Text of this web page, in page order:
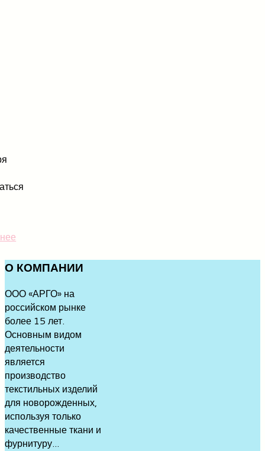
О КОМПАНИИ
ООО «АРГО» на
российском рынке
более 15 лет.
Основным видом
деятельности
является
производство
текстильных изделий
для новорожденных,
используя только
качественные ткани и
фурнитуру...